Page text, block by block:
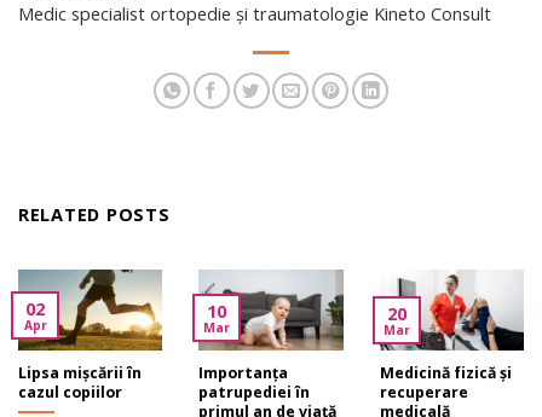
Medic specialist ortopedie și traumatologie Kineto Consult
RELATED POSTS
Lipsa mișcării în
cazul copiilor
02
Apr
Importanța
patrupediei în
primul an de viață
10
Mar
Medicină fizică și
recuperare
medicală
20
Mar